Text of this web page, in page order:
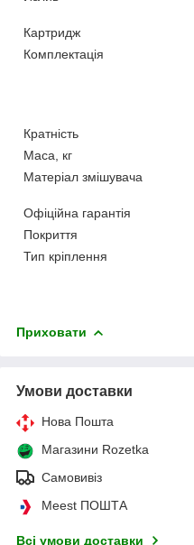
Картридж
Комплектація
Кратність
Маса, кг
Матеріал змішувача
Офіційна гарантія
Покриття
Тип кріплення
Приховати
Умови доставки
Нова Пошта
Магазини Rozetka
Самовивіз
Meest ПОШТА
Всі умови доставки